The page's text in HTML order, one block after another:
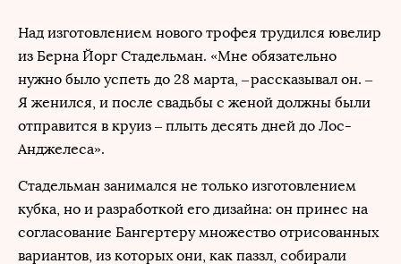
Над изготовлением нового трофея трудился ювелир
из Берна Йорг Стадельман. «Мне обязательно
нужно было успеть до 28 марта, – рассказывал он. –
Я женился, и после свадьбы с женой должны были
отправится в круиз – плыть десять дней до Лос-
Анджелеса».
Стадельман занимался не только изготовлением
кубка, но и разработкой его дизайна: он принес на
согласование Бангертеру множество отрисованных
вариантов, из которых они, как паззл, собирали